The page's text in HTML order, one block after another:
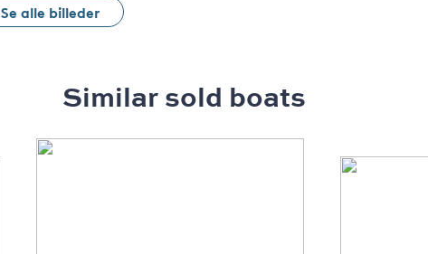
Se alle billeder
Similar sold boats